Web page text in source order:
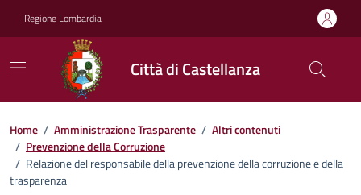
Regione Lombardia
Città di Castellanza
Home / Amministrazione Trasparente / Altri contenuti
/ Prevenzione della Corruzione
/ Relazione del responsabile della prevenzione della corruzione e della
trasparenza